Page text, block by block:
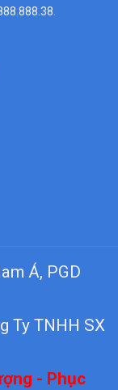
Á, PGD
Ty TNHH SX
- Phục